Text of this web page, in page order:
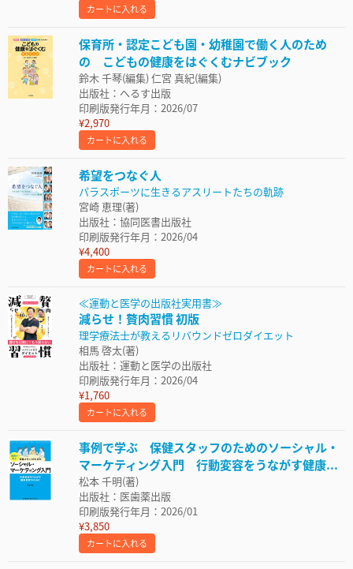
カートに入れる
保育所・認定こども園・幼稚園で働く人のため
の こどもの健康をはぐくむナビブック
鈴木 千琴(編集) 仁宮 真紀(編集)
出版社：へるす出版
印刷版発行年月：2026/07
¥2,970
カートに入れる
希望をつなぐ人
パラスポーツに生きるアスリートたちの軌跡
宮崎 恵理(著)
出版社：協同医書出版社
印刷版発行年月：2026/04
¥4,400
カートに入れる
≪運動と医学の出版社実用書≫
減らせ！贅肉習慣 初版
理学療法士が教えるリバウンドゼロダイエット
相馬 啓太(著)
出版社：運動と医学の出版社
印刷版発行年月：2026/04
¥1,760
カートに入れる
事例で学ぶ 保健スタッフのためのソーシャル・
マーケティング入門 行動変容をうながす健康...
松本 千明(著)
出版社：医歯薬出版
印刷版発行年月：2026/01
¥3,850
カートに入れる